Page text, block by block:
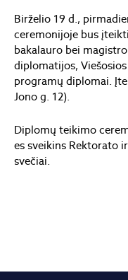
Birželio 19 d.,
ceremonijoje bus
bakalauro bei
diplomatijos,
programų diplomai.
Jono g. 12).
Diplomų teikimo
es sveikins Rektorato
svečiai.